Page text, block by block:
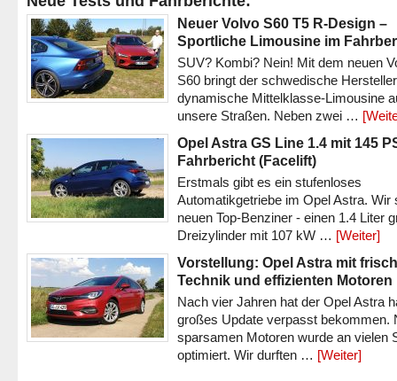
Neuer Volvo S60 T5 R-Design –
Sportliche Limousine im
SUV? Kombi? Nein! Mit dem neuen
S60 bringt der schwedische
dynamische Mittelklasse-Limousine
unsere Straßen. Neben zwei …
Opel Astra GS Line 1.4 mit 145
Fahrbericht (Facelift)
Erstmals gibt es ein stufenloses
Automatikgetriebe im Opel Astra. Wir
neuen Top-Benziner - einen 1.4 Liter
Dreizylinder mit 107 kW … [Weiter]
Vorstellung: Opel Astra mit
Technik und effizienten Motoren
Nach vier Jahren hat der Opel Astra
großes Update verpasst bekommen.
sparsamen Motoren wurde an vielen
optimiert. Wir durften … [Weiter]